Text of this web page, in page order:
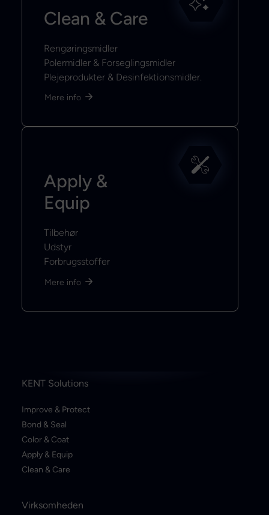
Clean & Care
Rengøringsmidler
Polermidler & Forseglingsmidler
Plejeprodukter & Desinfektionsmidler.
Mere info
Apply &
Equip
Tilbehør
Udstyr
Forbrugsstoffer
Mere info
KENT Solutions
Improve & Protect
Bond & Seal
Color & Coat
Apply & Equip
Clean & Care
Virksomheden